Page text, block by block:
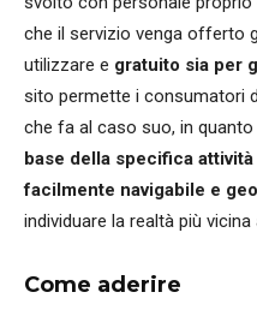
che il servizio venga offerto
utilizzare e gratuito sia per
sito permette i consumatori
che fa al caso suo, in
base della specifica
facilmente navigabile e
individuare la realtà più vicina
Come aderire